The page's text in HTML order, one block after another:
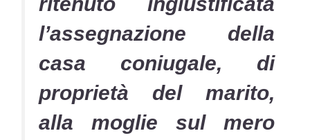
l’assegnazione della
casa coniugale, di
proprietà del marito,
alla moglie sul mero